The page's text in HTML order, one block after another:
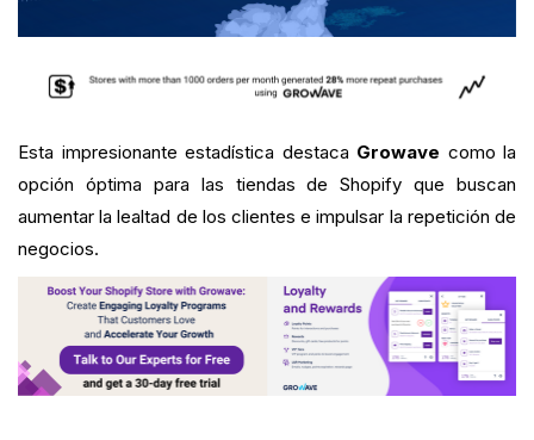
Esta impresionante estadística destaca Growave como la
opción óptima para las tiendas de Shopify que buscan
aumentar la lealtad de los clientes e impulsar la repetición de
negocios.